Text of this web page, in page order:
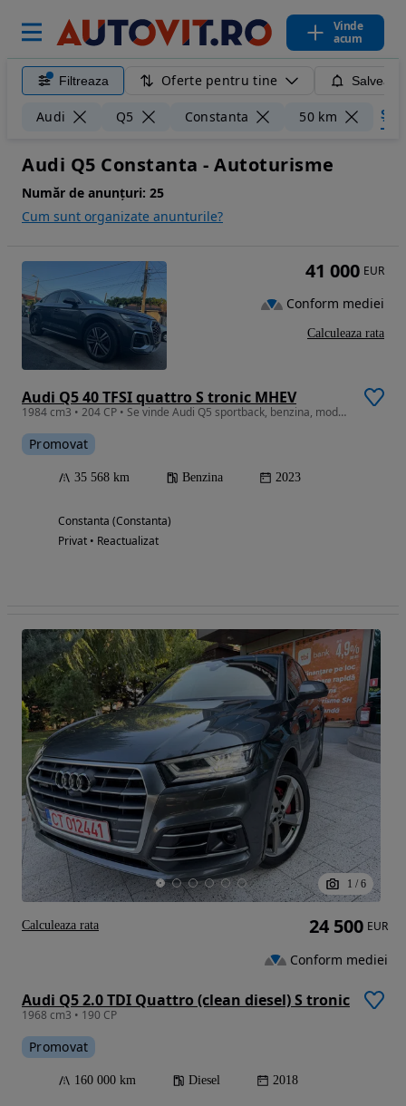
Vinde
acum
Filtreaza Oferte pentru tine
Audi Q5 Constanta 50 km
Audi Q5 Constanta - Autoturisme
Număr de anunțuri: 25
Cum sunt organizate anunturile?
Audi Q5 40 TFSI quattro S tronic MHEV
1984 cm3 • 204 CP • Se vinde Audi Q5 sportback, benzina, model 2023. Unic proprietar
Promovat
35 568 km Benzina 2023
Constanta (Constanta)
Privat • Reactualizat
41 000 EUR
Conform mediei
Calculeaza rata
1 / 6
Audi Q5 2.0 TDI Quattro (clean diesel) S tronic
1968 cm3 • 190 CP
Promovat
160 000 km Diesel 2018
24 500 EUR
Conform mediei
Calculeaza rata